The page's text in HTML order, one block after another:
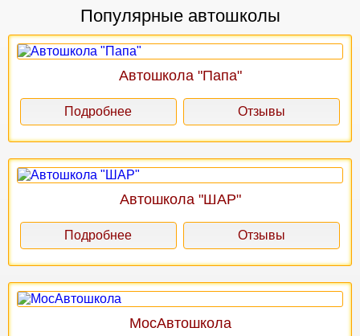
Популярные автошколы
Автошкола "Папа"
Подробнее Отзывы
Автошкола "ШАР"
Подробнее Отзывы
МосАвтошкола